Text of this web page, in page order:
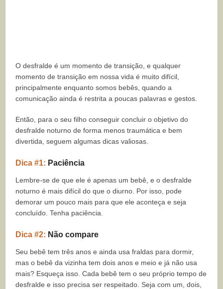
O desfralde é um momento de transição, e qualquer
momento de transição em nossa vida é muito difícil,
principalmente enquanto somos bebês, quando a
comunicação ainda é restrita a poucas palavras e gestos.
Então, para o seu filho conseguir concluir o objetivo do
desfralde noturno de forma menos traumática e bem
divertida, seguem algumas dicas valiosas.
Dica #1: Paciência
Lembre-se de que ele é apenas um bebê, e o desfralde
noturno é mais difícil do que o diurno. Por isso, pode
demorar um pouco mais para que ele aconteça e seja
concluído. Tenha paciência.
Dica #2: Não compare
Seu bebê tem três anos e ainda usa fraldas para dormir,
mas o bebê da vizinha tem dois anos e meio e já não usa
mais? Esqueça isso. Cada bebê tem o seu próprio tempo de
desfralde e isso precisa ser respeitado. Seja com um, dois,